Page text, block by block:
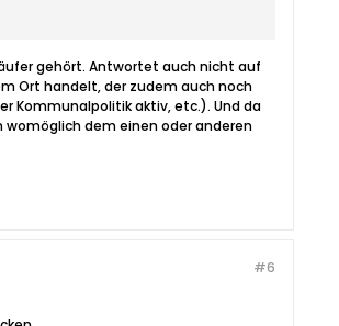
gehört. Antwortet auch nicht auf
Ort handelt, der zudem auch noch
Kommunalpolitik aktiv, etc.). Und da
womöglich dem einen oder anderen
#6